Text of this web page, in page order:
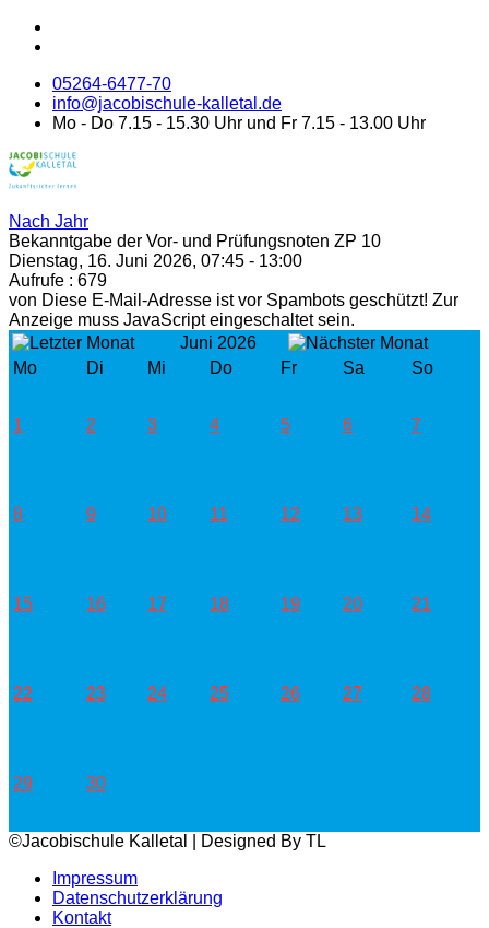
05264-6477-70
info@jacobischule-kalletal.de
Mo - Do 7.15 - 15.30 Uhr und Fr 7.15 - 13.00 Uhr
Nach Jahr
Bekanntgabe der Vor- und Prüfungsnoten ZP 10
Dienstag, 16. Juni 2026, 07:45 - 13:00
Aufrufe : 679
von Diese E-Mail-Adresse ist vor Spambots geschützt! Zur
Anzeige muss JavaScript eingeschaltet sein.
Juni 2026
Mo
Di Mi Do Fr Sa So
1 2 3 4 5 6 7
8 9 10 11 12 13 14
15 16 17 18 19 20 21
22 23 24 25 26 27 28
29 30
©Jacobischule Kalletal | Designed By TL
Impressum
Datenschutzerklärung
Kontakt